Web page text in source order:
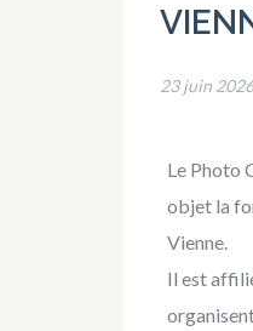
23 juin 2026
Le Photo
objet la
Vienne.
Il est